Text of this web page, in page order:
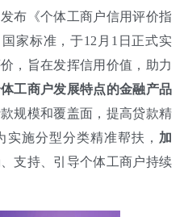
布《个体工商户信用评价指
家标准，于12月1日正式实
，旨在发挥信用价值，助力
工商户发展特点的金融产品
规模和覆盖面，提高贷款精
施分型分类精准帮扶， 加
支持、引导个体工商户持续